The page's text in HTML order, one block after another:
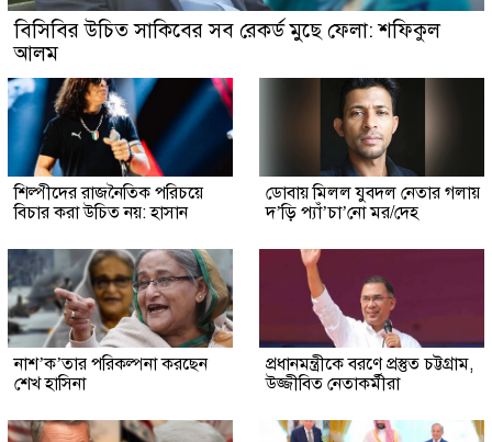
বিসিবির উচিত সাকিবের সব রেকর্ড মুছে ফেলা: শফিকুল
আলম
শিল্পীদের রাজনৈতিক পরিচয়ে
বিচার করা উচিত নয়: হাসান
ডোবায় মিলল যুবদল নেতার গলায়
দ’ড়ি প্যাঁ’চা’নো মর/দেহ
নাশ’ক’তার পরিকল্পনা করছেন
শেখ হাসিনা
প্রধানমন্ত্রীকে বরণে প্রস্তুত চট্টগ্রাম,
উজ্জীবিত নেতাকর্মীরা